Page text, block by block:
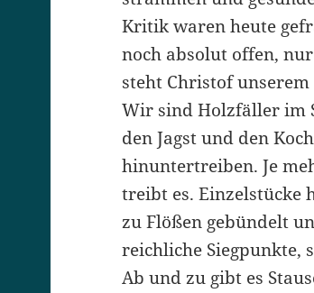
Kritik waren heute
noch absolut offen,
steht Christof
Wir sind Holzfäller im
den Jagst und den
hinuntertreiben. Je
treibt es. Einzelstücke
zu Flößen gebündelt
reichliche Siegpunkte,
Ab und zu gibt es